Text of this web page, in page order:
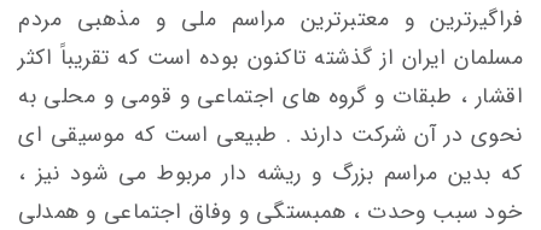
فراگیرترین و معتبرترین مراسم ملی و مذهبی مردم
مسلمان ایران از گذشته تاکنون بوده است که تقریباً اکثر
اقشار ، طبقات و گروه های اجتماعی و قومی و محلی به
نحوی در آن شرکت دارند . طبیعی است که موسیقی ای
که بدین مراسم بزرگ و ریشه دار مربوط می شود نیز ،
خود سبب وحدت ، همبستگی و وفاق اجتماعی و همدلی